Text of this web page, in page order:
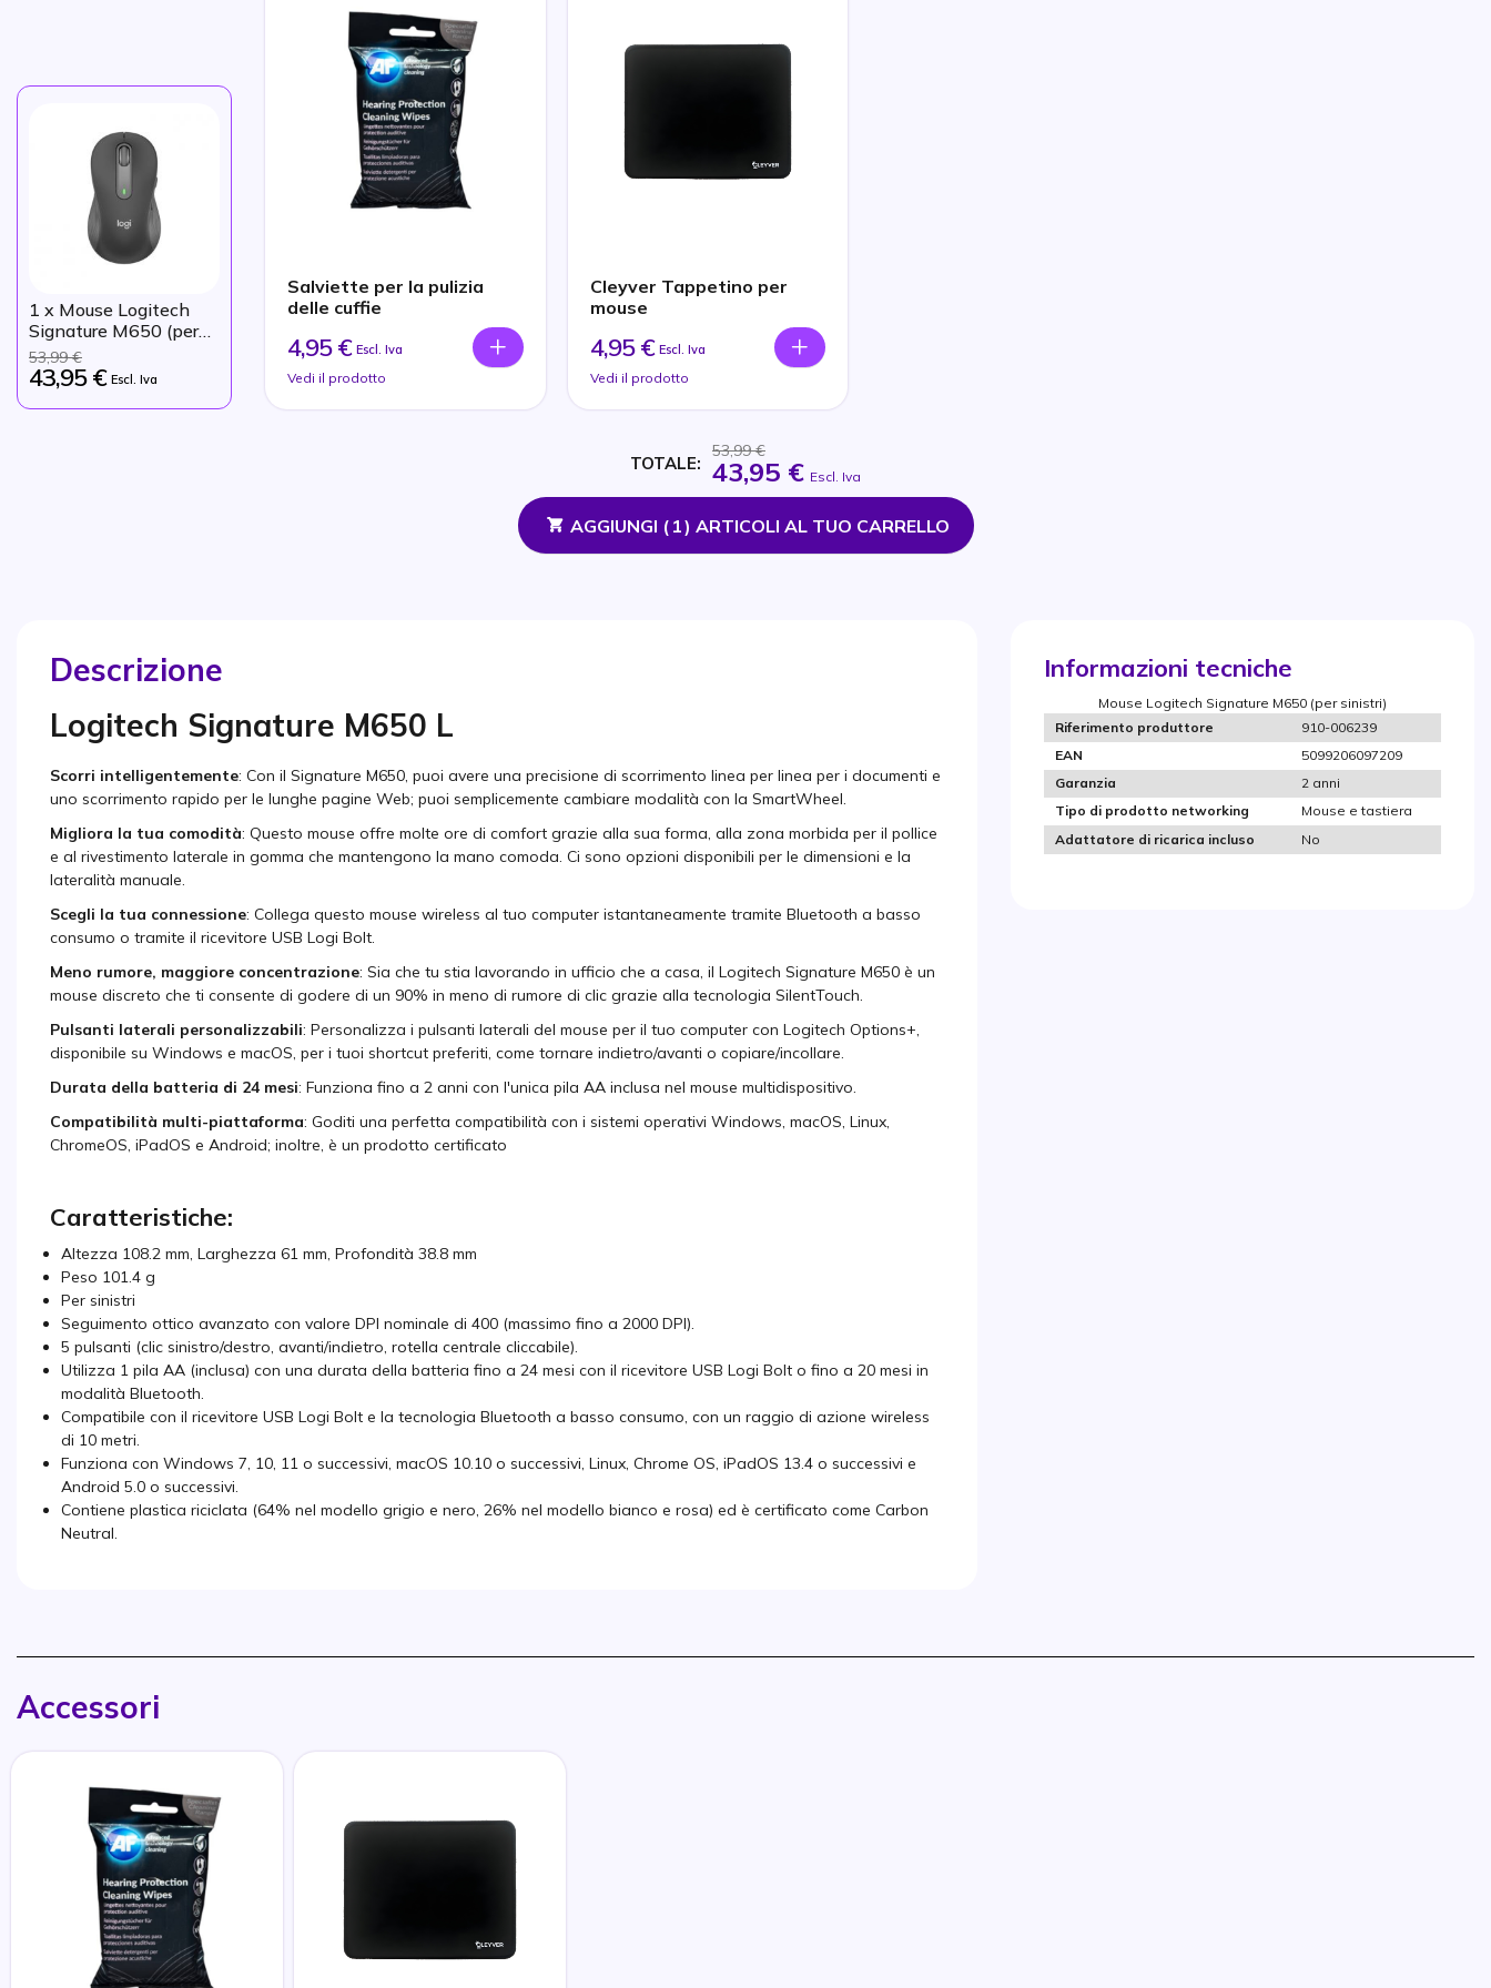
1 x Mouse Logitech
Signature M650 (per
sinistri)
53,99 €
43,95 € Escl. Iva
Salviette per la pulizia
delle cuffie
4,95 € Escl. Iva
Vedi il prodotto
Cleyver Tappetino per
mouse
4,95 € Escl. Iva
Vedi il prodotto
TOTALE:
53,99 €
43,95 € Escl. Iva
AGGIUNGI ( 1) ARTICOLI AL TUO CARRELLO
Descrizione
Logitech Signature M650 L
Scorri intelligentemente: Con il Signature M650, puoi avere una precisione di scorrimento linea per linea per i documenti e
uno scorrimento rapido per le lunghe pagine Web; puoi semplicemente cambiare modalità con la SmartWheel.
Migliora la tua comodità: Questo mouse offre molte ore di comfort grazie alla sua forma, alla zona morbida per il pollice
e al rivestimento laterale in gomma che mantengono la mano comoda. Ci sono opzioni disponibili per le dimensioni e la
lateralità manuale.
Scegli la tua connessione: Collega questo mouse wireless al tuo computer istantaneamente tramite Bluetooth a basso
consumo o tramite il ricevitore USB Logi Bolt.
Meno rumore, maggiore concentrazione: Sia che tu stia lavorando in ufficio che a casa, il Logitech Signature M650 è un
mouse discreto che ti consente di godere di un 90% in meno di rumore di clic grazie alla tecnologia SilentTouch.
Pulsanti laterali personalizzabili: Personalizza i pulsanti laterali del mouse per il tuo computer con Logitech Options+,
disponibile su Windows e macOS, per i tuoi shortcut preferiti, come tornare indietro/avanti o copiare/incollare.
Durata della batteria di 24 mesi: Funziona fino a 2 anni con l'unica pila AA inclusa nel mouse multidispositivo.
Compatibilità multi-piattaforma: Goditi una perfetta compatibilità con i sistemi operativi Windows, macOS, Linux,
ChromeOS, iPadOS e Android; inoltre, è un prodotto certificato
Caratteristiche:
Altezza 108.2 mm, Larghezza 61 mm, Profondità 38.8 mm
Peso 101.4 g
Per sinistri
Seguimento ottico avanzato con valore DPI nominale di 400 (massimo fino a 2000 DPI).
5 pulsanti (clic sinistro/destro, avanti/indietro, rotella centrale cliccabile).
Utilizza 1 pila AA (inclusa) con una durata della batteria fino a 24 mesi con il ricevitore USB Logi Bolt o fino a 20 mesi in
modalità Bluetooth.
Compatibile con il ricevitore USB Logi Bolt e la tecnologia Bluetooth a basso consumo, con un raggio di azione wireless
di 10 metri.
Funziona con Windows 7, 10, 11 o successivi, macOS 10.10 o successivi, Linux, Chrome OS, iPadOS 13.4 o successivi e
Android 5.0 o successivi.
Contiene plastica riciclata (64% nel modello grigio e nero, 26% nel modello bianco e rosa) ed è certificato come Carbon
Neutral.
Informazioni tecniche
Mouse Logitech Signature M650 (per sinistri)
Riferimento produttore
910-006239
EAN
5099206097209
Garanzia
2 anni
Tipo di prodotto networking
Mouse e tastiera
Adattatore di ricarica incluso
No
Accessori